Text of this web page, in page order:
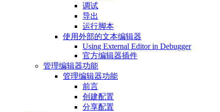
调试
导出
运行脚本
使用外部的文本编辑器
Using External Editor in Debugger
官方编辑器插件
管理编辑器功能
管理编辑器功能
前言
创建配置
分享配置